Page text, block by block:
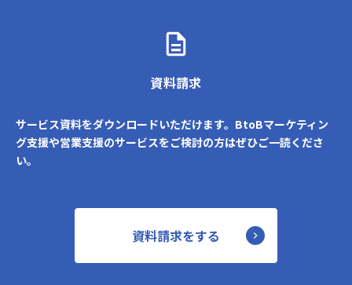
資料請求
サービス資料をダウンロードいただけます。BtoBマーケティン
グ支援や営業支援のサービスをご検討の方はぜひご一読くださ
い。
資料請求をする